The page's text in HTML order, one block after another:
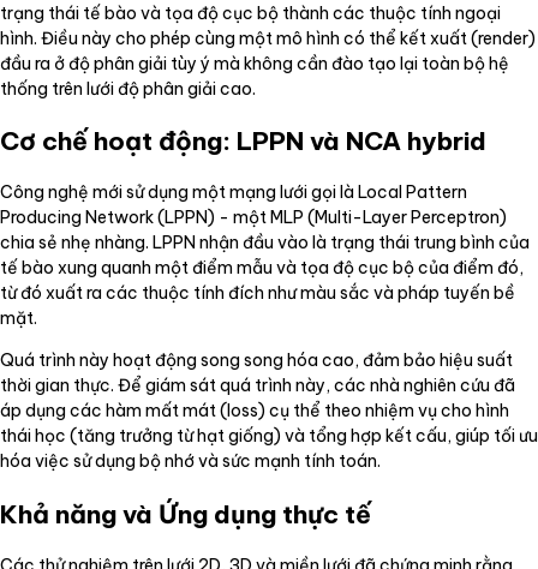
trạng thái tế bào và tọa độ cục bộ thành các thuộc tính ngoại
hình. Điều này cho phép cùng một mô hình có thể kết xuất (render)
đầu ra ở độ phân giải tùy ý mà không cần đào tạo lại toàn bộ hệ
thống trên lưới độ phân giải cao.
Cơ chế hoạt động: LPPN và NCA hybrid
Công nghệ mới sử dụng một mạng lưới gọi là Local Pattern
Producing Network (LPPN) - một MLP (Multi-Layer Perceptron)
chia sẻ nhẹ nhàng. LPPN nhận đầu vào là trạng thái trung bình của
tế bào xung quanh một điểm mẫu và tọa độ cục bộ của điểm đó,
từ đó xuất ra các thuộc tính đích như màu sắc và pháp tuyến bề
mặt.
Quá trình này hoạt động song song hóa cao, đảm bảo hiệu suất
thời gian thực. Để giám sát quá trình này, các nhà nghiên cứu đã
áp dụng các hàm mất mát (loss) cụ thể theo nhiệm vụ cho hình
thái học (tăng trưởng từ hạt giống) và tổng hợp kết cấu, giúp tối ưu
hóa việc sử dụng bộ nhớ và sức mạnh tính toán.
Khả năng và Ứng dụng thực tế